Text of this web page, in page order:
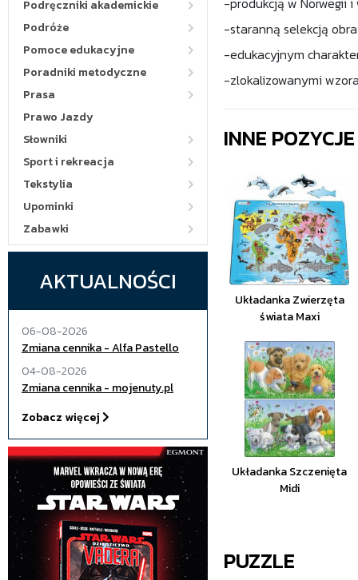
Podręczniki akademickie
Podróże
Pomoce edukacyjne
Poradniki metodyczne
Prasa
Prawo Jazdy
Słowniki
Sport i rekreacja
Tekstylia
Upominki
Zabawki
AKTUALNOŚCI
06-08-2026
Zmiana cennika - Alfa Pastello
04-08-2026
Zmiana cennika - mojenuty.pl
Zobacz więcej
-staranną selekcją
-edukacyjnym
-zlokalizowanymi
INNE
Układanka Zwierzęta
świata Maxi
Układanka Szczenięta
Midi
PUZZLE